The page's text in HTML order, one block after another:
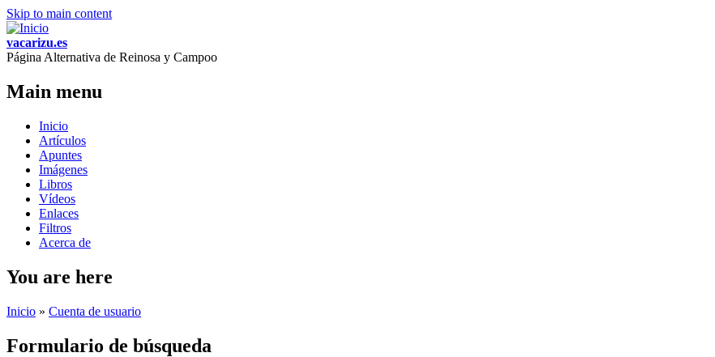
Skip to main content
vacarizu.es
Página Alternativa de Reinosa y Campoo
Main menu
Inicio
Artículos
Apuntes
Imágenes
Libros
Vídeos
Enlaces
Filtros
Acerca de
You are here
Inicio » Cuenta de usuario
Formulario de búsqueda